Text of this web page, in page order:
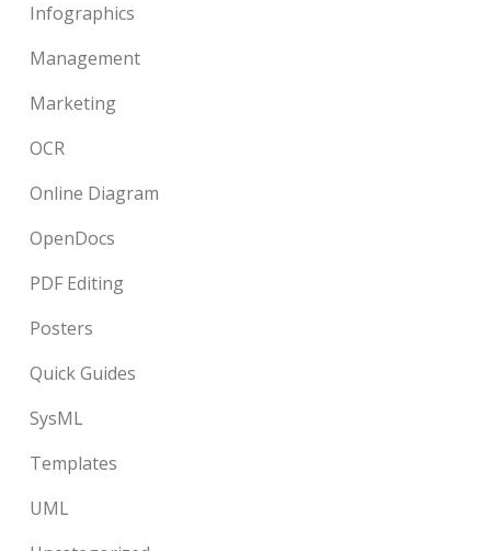
Infographics
Management
Marketing
OCR
Online Diagram
OpenDocs
PDF Editing
Posters
Quick Guides
SysML
Templates
UML